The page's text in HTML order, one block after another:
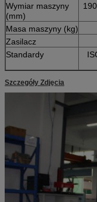
Wymiar maszyny
(mm)
Masa maszyny (kg)
Zasilacz
Standardy
Szczegóły Zdjęcia